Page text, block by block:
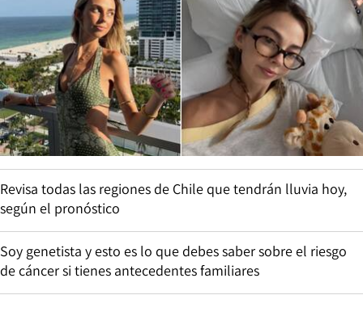
Revisa todas las regiones de Chile que tendrán lluvia hoy,
según el pronóstico
Soy genetista y esto es lo que debes saber sobre el riesgo
de cáncer si tienes antecedentes familiares